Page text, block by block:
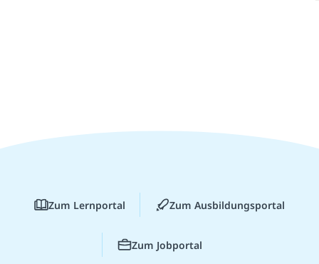
Zum Lernportal Zum Ausbildungsportal
Zum Jobportal